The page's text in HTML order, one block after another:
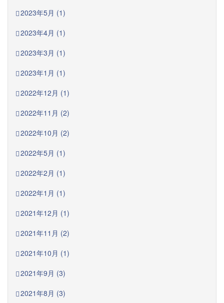
2023年5月 (1)
2023年4月 (1)
2023年3月 (1)
2023年1月 (1)
2022年12月 (1)
2022年11月 (2)
2022年10月 (2)
2022年5月 (1)
2022年2月 (1)
2022年1月 (1)
2021年12月 (1)
2021年11月 (2)
2021年10月 (1)
2021年9月 (3)
2021年8月 (3)